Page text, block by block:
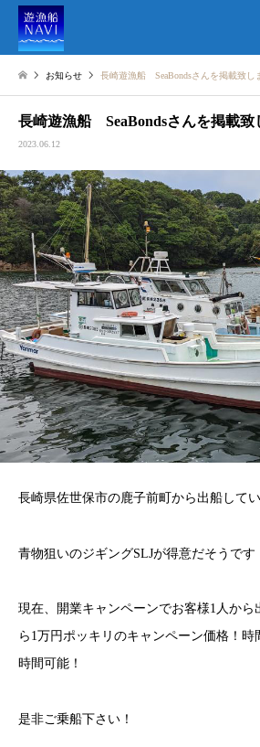
お知らせ 長崎遊漁船 SeaBondsさんを掲載致し
長崎遊漁船 SeaBondsさんを掲載致
2023.06.12
長崎県佐世保市の鹿子前町から出船してい
青物狙いのジギングSLJが得意だそうです
現在、開業キャンペーンでお客様1人から
ら1万円ポッキリのキャンペーン価格！時
時間可能！
是非ご乗船下さい！